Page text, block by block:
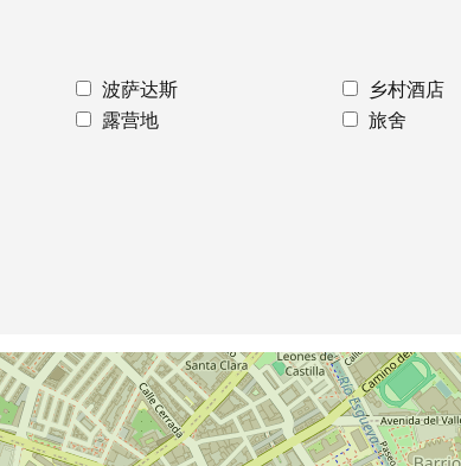
波萨达斯
乡村酒店
露营地
旅舍